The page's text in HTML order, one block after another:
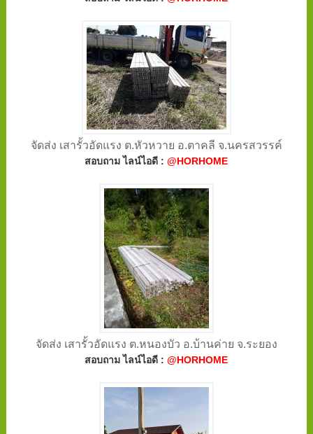
จัดส่ง เสารั้วอัดแรง ต.หัวหวาย อ.ตาคลี จ.นครสวรรค์
สอบถาม ไลน์ไอดี :@HORHOME
จัดส่ง เสารั้วอัดแรง ต.หนองบัว อ.บ้านค่าย จ.ระยอง
สอบถาม ไลน์ไอดี :@HORHOME